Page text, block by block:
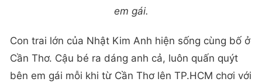
em gái.
Con trai lớn của Nhật Kim Anh hiện sống cùng bố ở
Cần Thơ. Cậu bé ra dáng anh cả, luôn quấn quýt
bên em gái mỗi khi từ Cần Thơ lên TP.HCM chơi với